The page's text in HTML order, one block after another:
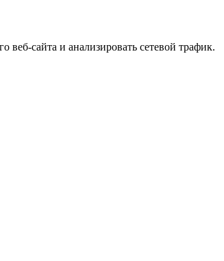
сайта и анализировать сетевой трафик.